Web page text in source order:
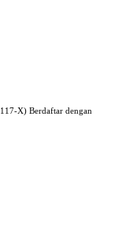
X) Berdaftar dengan